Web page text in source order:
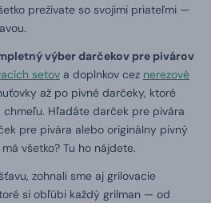
prežívate so svojimi priateľmi —
výber darčekov pre pivárov
setov a doplnkov cez nerezové
až po pivné darčeky, ktoré
chmeľu. Hľadáte darček pre pivára
pre pivára alebo originálny pivný
všetko? Tu ho nájdete.
zohnali sme aj grilovacie
si obľúbi každý grilman — od